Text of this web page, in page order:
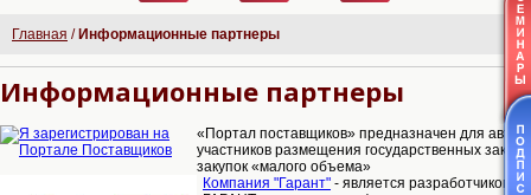
Главная /Информационные партнеры
Информационные партнеры
«Портал поставщиков» предназначен для
участников размещения государственных
закупок «малого объема»
Компания "Гарант" - является разработчиком